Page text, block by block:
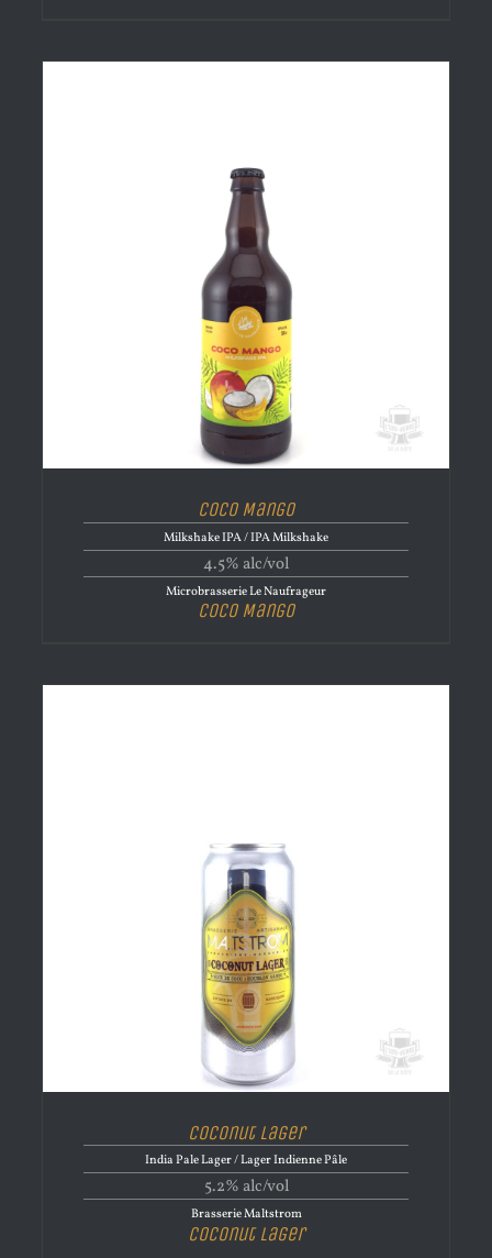
Coco Mango
Milkshake IPA / IPA Milkshake
4.5% alc/vol
Microbrasserie Le Naufrageur
Coco Mango
Coconut Lager
India Pale Lager / Lager Indienne Pâle
5.2% alc/vol
Brasserie Maltstrom
Coconut Lager